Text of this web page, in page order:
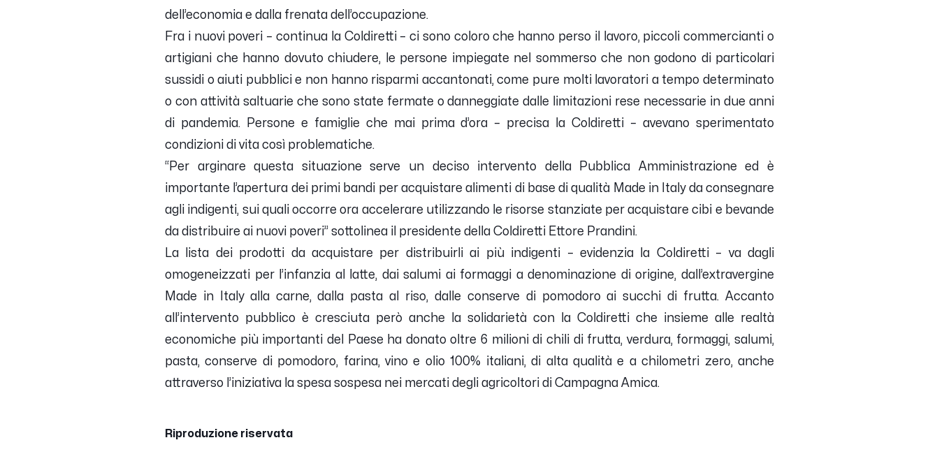
dell’economia e dalla frenata dell’occupazione.
Fra i nuovi poveri – continua la Coldiretti – ci sono coloro che hanno perso il lavoro, piccoli commercianti o
artigiani che hanno dovuto chiudere, le persone impiegate nel sommerso che non godono di particolari
sussidi o aiuti pubblici e non hanno risparmi accantonati, come pure molti lavoratori a tempo determinato
o con attività saltuarie che sono state fermate o danneggiate dalle limitazioni rese necessarie in due anni
di pandemia. Persone e famiglie che mai prima d’ora – precisa la Coldiretti – avevano sperimentato
condizioni di vita così problematiche.
“Per arginare questa situazione serve un deciso intervento della Pubblica Amministrazione ed è
importante l’apertura dei primi bandi per acquistare alimenti di base di qualità Made in Italy da consegnare
agli indigenti, sui quali occorre ora accelerare utilizzando le risorse stanziate per acquistare cibi e bevande
da distribuire ai nuovi poveri” sottolinea il presidente della Coldiretti Ettore Prandini.
La lista dei prodotti da acquistare per distribuirli ai più indigenti – evidenzia la Coldiretti – va dagli
omogeneizzati per l’infanzia al latte, dai salumi ai formaggi a denominazione di origine, dall’extravergine
Made in Italy alla carne, dalla pasta al riso, dalle conserve di pomodoro ai succhi di frutta. Accanto
all’intervento pubblico è cresciuta però anche la solidarietà con la Coldiretti che insieme alle realtà
economiche più importanti del Paese ha donato oltre 6 milioni di chili di frutta, verdura, formaggi, salumi,
pasta, conserve di pomodoro, farina, vino e olio 100% italiani, di alta qualità e a chilometri zero, anche
attraverso l’iniziativa la spesa sospesa nei mercati degli agricoltori di Campagna Amica.
Riproduzione riservata